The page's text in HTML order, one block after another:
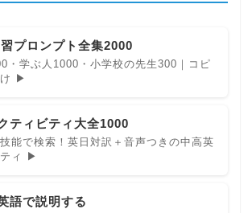
プロンプト全集2000
・学ぶ人1000・小学校の先生300｜コピ
け ▶
ティビティ大全1000
能で検索！英日対訳＋音声つきの中高英
ィ ▶
語で説明する